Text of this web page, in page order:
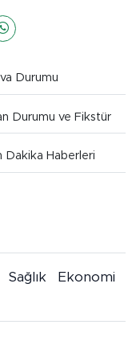
Durumu
Durumu ve Fikstür
Dakika Haberleri
Sağlık
Ekonomi